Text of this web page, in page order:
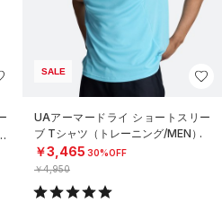
SALE
UAアーマードライ ショートスリー
ブ Tシャツ（トレーニング/MEN）
￥3,465 30%OFF
￥4,950